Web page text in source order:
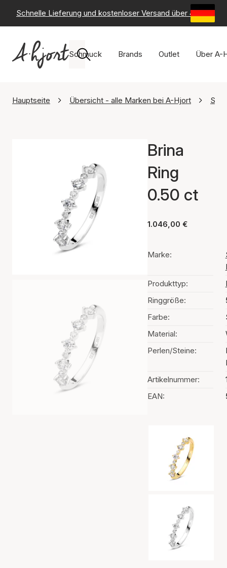
Schnelle Lieferung und kostenloser Versand über 49 € -
Schmuck Brands Outlet Über A-
Hauptseite Übersicht - alle Marken bei A-Hjort Sif
Brina
Ring
0.50 ct
1.046,00 €
Marke:
Produkttyp:
Ringgröße:
Farbe:
Material:
Perlen/Steine:
Artikelnummer:
EAN: